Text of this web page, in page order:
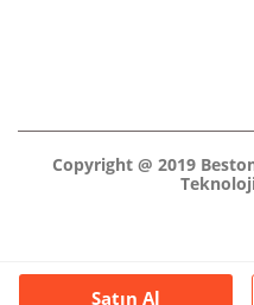
Satın Al
Copyright @ 2019